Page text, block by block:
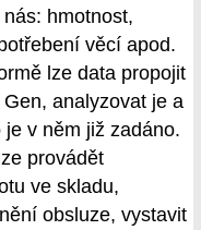
hmotnost,
věcí apod.
lze data propojit
analyzovat je a
v něm již zadáno.
provádět
ve skladu,
obsluze, vystavit